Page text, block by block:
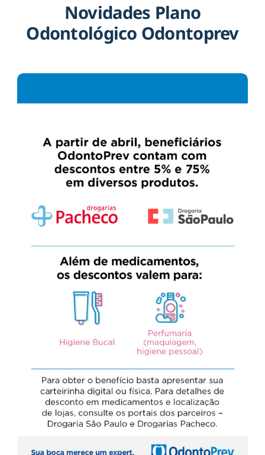
Novidades Plano
Odontológico Odontoprev